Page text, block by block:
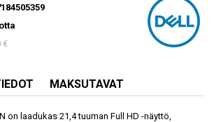
€
MAKSUTAVAT
on laadukas 21,4 tuuman Full HD -näyttö,